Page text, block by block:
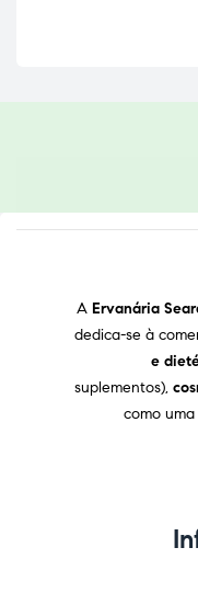
A Ervanária
dedica-se à
e
suplementos),
como uma